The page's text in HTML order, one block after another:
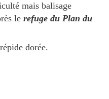
mais balisage
le refuge du Plan du
dorée.